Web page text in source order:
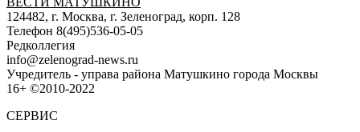
124482, г. Москва, г. Зеленоград, корп. 128
Телефон 8(495)536-05-05
Редколлегия
info@zelenograd-news.ru
Учредитель - управа района Матушкино города Москвы
16+ ©2010-2022
СЕРВИС